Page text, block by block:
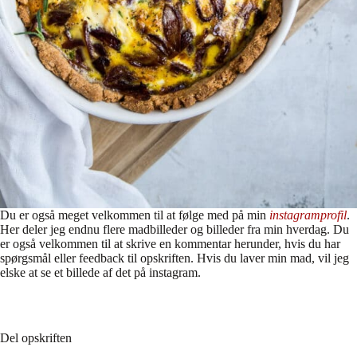
Du er også meget velkommen til at følge med på min instagramprofil.
Her deler jeg endnu flere madbilleder og billeder fra min hverdag. Du
er også velkommen til at skrive en kommentar herunder, hvis du har
spørgsmål eller feedback til opskriften. Hvis du laver min mad, vil jeg
elske at se et billede af det på instagram.
Del opskriften